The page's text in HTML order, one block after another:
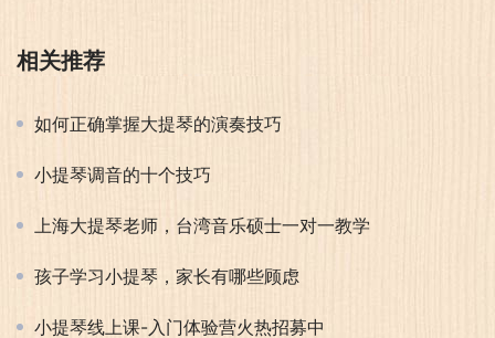
相关推荐
如何正确掌握大提琴的演奏技巧
小提琴调音的十个技巧
上海大提琴老师，台湾音乐硕士一对一教学
孩子学习小提琴，家长有哪些顾虑
小提琴线上课-入门体验营火热招募中